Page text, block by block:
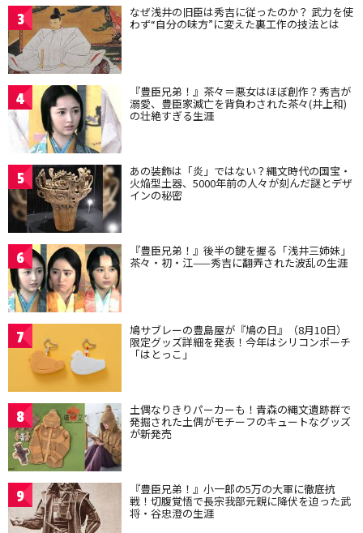
3 なぜ浅井の旧臣は秀吉に従ったのか？ 武力を使
わず“自分の味方”に変えた裏工作の技法とは
4 『豊臣兄弟！』茶々＝悪女はほぼ創作？秀吉が
溺愛、豊臣家滅亡を背負わされた茶々(井上和)
の壮絶すぎる生涯
5 あの装飾は「炎」ではない？縄文時代の国宝・
火焔型土器、5000年前の人々が刻んだ謎とデザ
インの秘密
6 『豊臣兄弟！』後半の鍵を握る「浅井三姉妹」
茶々・初・江——秀吉に翻弄された波乱の生涯
7 鳩サブレーの豊島屋が『鳩の日』（8月10日）
限定グッズ詳細を発表！今年はシリコンポーチ
「はとっこ」
8 土偶なりきりパーカーも！青森の縄文遺跡群で
発掘された土偶がモチーフのキュートなグッズ
が新発売
9 『豊臣兄弟！』小一郎の5万の大軍に徹底抗
戦！切腹覚悟で長宗我部元親に降伏を迫った武
将・谷忠澄の生涯